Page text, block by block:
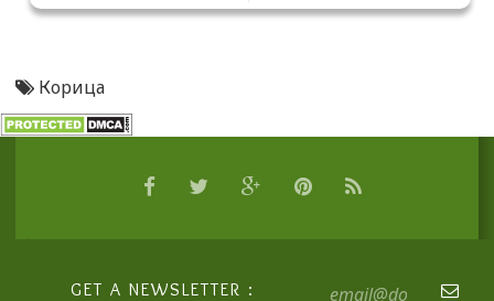
Корица
GET A NEWSLETTER :